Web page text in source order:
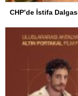
CHP’de İstifa